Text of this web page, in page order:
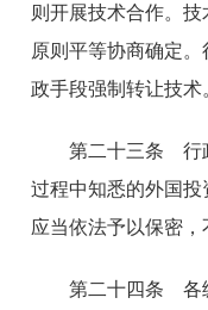
则开展技术合作。
原则平等协商确定
政手段强制转让技术
第二十三条 行
过程中知悉的外国投
应当依法予以保密，
第二十四条 各